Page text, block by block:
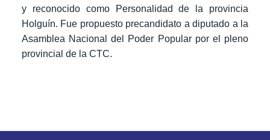
y reconocido como Personalidad de la provincia
Holguín. Fue propuesto precandidato a diputado a la
Asamblea Nacional del Poder Popular por el pleno
provincial de la CTC.